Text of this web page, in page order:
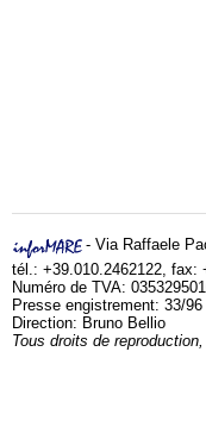
- Via Raffaele
tél.: +39.010.2462122, fax:
Numéro de TVA:
Presse engistrement: 33/
Direction: Bruno Bellio
Tous droits de